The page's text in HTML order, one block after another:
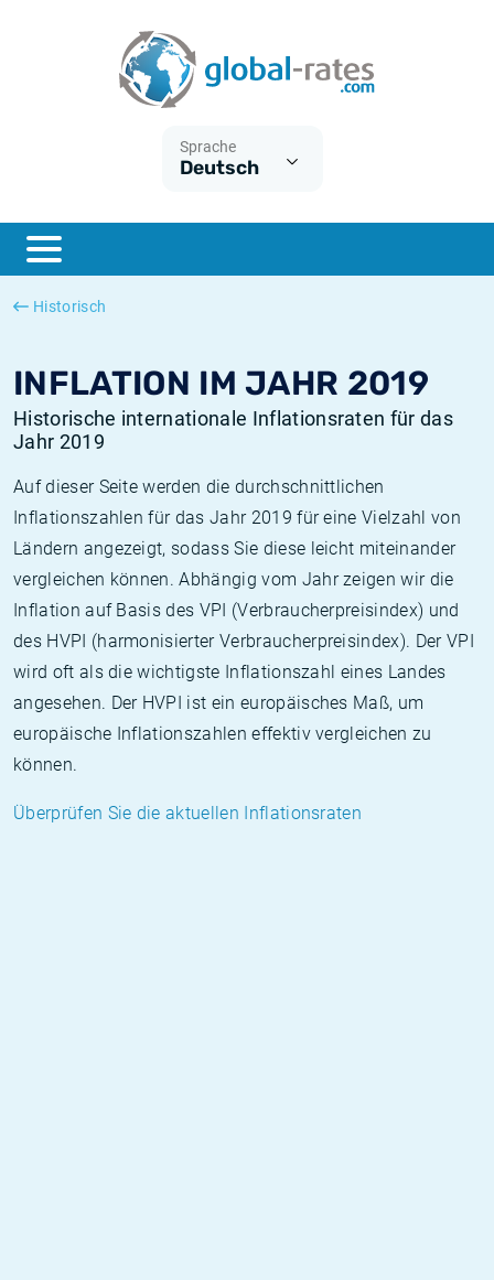
Sprache
Deutsch
Historisch
INFLATION IM JAHR 2019
Historische internationale Inflationsraten für das
Jahr 2019
Auf dieser Seite werden die durchschnittlichen
Inflationszahlen für das Jahr 2019 für eine Vielzahl von
Ländern angezeigt, sodass Sie diese leicht miteinander
vergleichen können. Abhängig vom Jahr zeigen wir die
Inflation auf Basis des VPI (Verbraucherpreisindex) und
des HVPI (harmonisierter Verbraucherpreisindex). Der VPI
wird oft als die wichtigste Inflationszahl eines Landes
angesehen. Der HVPI ist ein europäisches Maß, um
europäische Inflationszahlen effektiv vergleichen zu
können.
Überprüfen Sie die aktuellen Inflationsraten
ESTER
SONIA
Was ist die VPI-Inflation?
Was ist die HVPI-Inflation?
Deutsche inflation
Europäische inflation
Historische Euribor-Sätze
Historische ESTER-Sätze
Historische SOFR-Sätze
Historische SONIA-Sätze
Inflationsrechner